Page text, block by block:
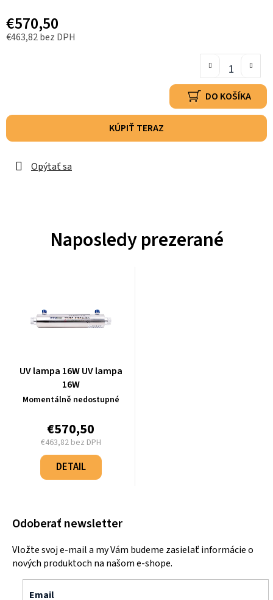
€570,50
€463,82 bez DPH
DO KOŠÍKA
KÚPIŤ TERAZ
Opýtať sa
Naposledy prezerané
UV lampa 16W UV lampa
16W
Momentálně nedostupné
€570,50
€463,82 bez DPH
Jednotková
cena:
DETAIL
Odoberať newsletter
Vložte svoj e-mail a my Vám budeme zasielať informácie o
nových produktoch na našom e-shope.
Email